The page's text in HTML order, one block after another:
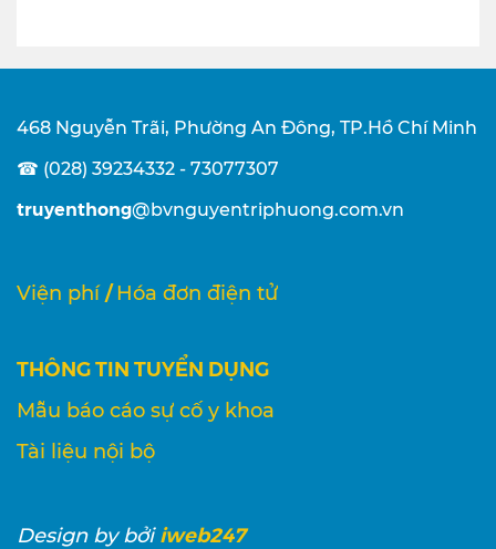
468 Nguyễn Trãi, Phường An Đông, TP.Hồ Chí Minh
☎ (028) 39234332 - 73077307
truyenthong@bvnguyentriphuong.com.vn
Viện phí / Hóa đơn điện tử
THÔNG TIN TUYỂN DỤNG
Mẫu báo cáo sự cố y khoa
Tài liệu nội bộ
Designby bởi iweb247